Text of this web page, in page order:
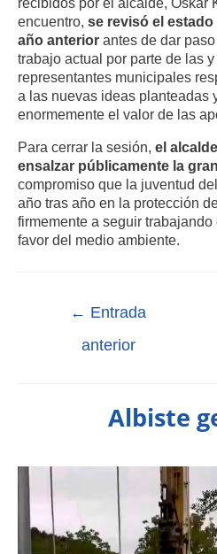
encuentro, se revisó el
año anterior antes de dar
trabajo actual por parte de las
representantes municipales
a las nuevas ideas planteadas
enormemente el valor de las
Para cerrar la sesión, el
ensalzar públicamente la
compromiso que la juventud
año tras año en la protección
firmemente a seguir
favor del medio ambiente.
← Entrada
anterior
Albiste